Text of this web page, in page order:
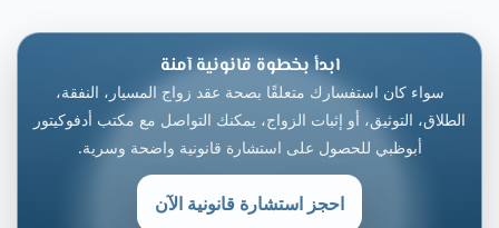
ابدأ بخطوة قانونية آمنة
سواء كان استفسارك متعلقًا بصحة عقد زواج المسيار، النفقة،
الطلاق، التوثيق، أو إثبات الزواج، يمكنك التواصل مع مكتب أدفوكيتور
أبوظبي للحصول على استشارة قانونية واضحة وسرية.
احجز استشارة قانونية الآن